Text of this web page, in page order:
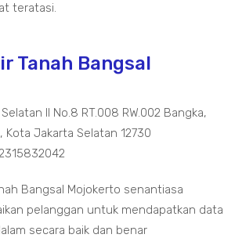
teratasi.
Tanah Bangsal
II No.8 RT.008 RW.002 Bangka,
Kota Jakarta Selatan 12730
Bangsal Mojokerto senantiasa
pelanggan untuk mendapatkan data
secara baik dan benar